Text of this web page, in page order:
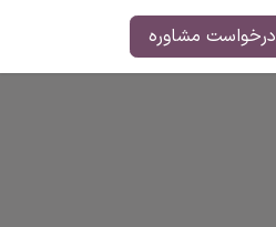
درخواست مشاوره